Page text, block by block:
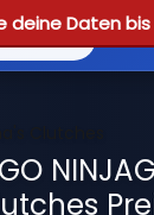
Daten bis
Clutches